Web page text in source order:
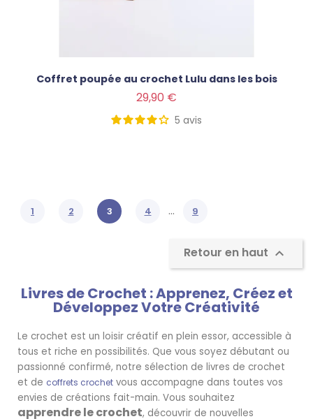
Coffret poupée au crochet Lulu dans les bois
29,90 €
5 avis
1 2 3 4 … 9
Retour en haut 
Livres de Crochet : Apprenez, Créez et
Développez Votre Créativité
Le crochet est un loisir créatif en plein essor, accessible à
tous et riche en possibilités. Que vous soyez débutant ou
passionné confirmé, notre sélection de livres de crochet
et de coffrets crochet vous accompagne dans toutes vos
envies de créations fait-main. Vous souhaitez
apprendre le crochet, découvrir de nouvelles